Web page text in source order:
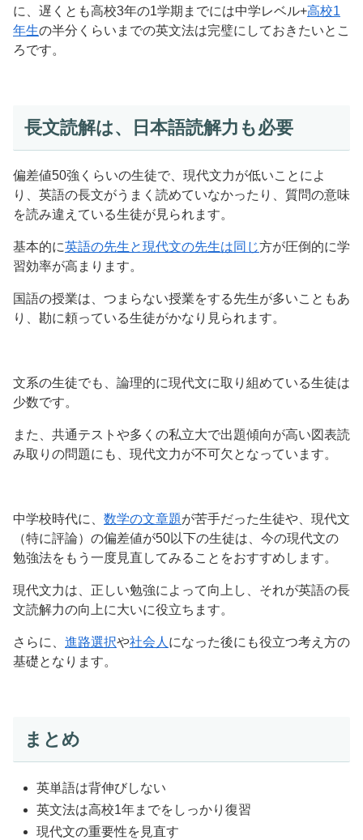
に、遅くとも高校3年の1学期までには中学レベル+高校1
年生の半分くらいまでの英文法は完璧にしておきたいとこ
ろです。
長文読解は、日本語読解力も必要
偏差値50強くらいの生徒で、現代文力が低いことによ
り、英語の長文がうまく読めていなかったり、質問の意味
を読み違えている生徒が見られます。
基本的に英語の先生と現代文の先生は同じ方が圧倒的に学
習効率が高まります。
国語の授業は、つまらない授業をする先生が多いこともあ
り、勘に頼っている生徒がかなり見られます。
文系の生徒でも、論理的に現代文に取り組めている生徒は
少数です。
また、共通テストや多くの私立大で出題傾向が高い図表読
み取りの問題にも、現代文力が不可欠となっています。
中学校時代に、 数学の文章題が苦手だった生徒や、現代文
（特に評論）の偏差値が50以下の生徒は、今の現代文の
勉強法をもう一度見直してみることをおすすめします。
現代文力は、正しい勉強によって向上し、それが英語の長
文読解力の向上に大いに役立ちます。
さらに、 進路選択や社会人 になった後にも役立つ考え方の
基礎となります。
まとめ
英単語は背伸びしない
英文法は高校1年までをしっかり復習
現代文の重要性を見直す